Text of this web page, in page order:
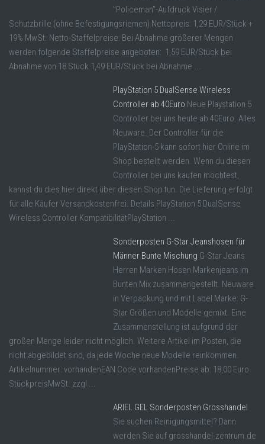
"Policeman"-Aufdruck Visier /
Schutzbrille (ohne Befestigungsriemen) Nettopreis: 1,29 EUR/Stück +
19% MwSt. Netto-Staffelpreise: Bei Abnahme größerer Mengen
werden folgende Staffelpreise angeboten: 1,59 EUR/Stück bei
Abnahme von 18 Stück 1,49 EUR/Stück bei Abnahme ...
PlayStation 5 DualSense Wireless
Controller ab 40Euro Neue Playstation 5
Controller bei uns heute ab 40Euro. Alles
Neuware. Der Controller für die
PlayStation-5 kann sofort hier Online im
Shop bestellt werden. Wenn du diesen
Controller bei uns kaufen möchtest,
kannst du dies hier direkt über diesen Shop tun. Die Lieferung erfolgt
für alle Käufer Versandkostenfrei. Details PlayStation 5 DualSense
Wireless Controller KompatibilitätPlayStation ...
Sonderposten G-Star Jeanshosen für
Männer Bunte Mischung G-Star Jeans
Herren Marken Hosen Markenjeans im
Bunten Mix zusammengestellt. Neuware
in Verpackung und mit Label Marke: G-
Star Größen und Modelle gemixt. Eine
Zusammenstellung ist aufgrund der
großen Menge leider nicht möglich. Weitere Artikel im Posten, die
nicht abgebildet sind, da jede Woche neue Modelle reinkommen.
Artikelnummer: vorhandenEAN Code vorhandenPreise ab: 18,00 Euro
StückpreisMwSt. zzgl ...
ARIEL GEL Sonderposten Grosshandel
Sie suchen Reinigungsmittel? Dann
werden Sie auf grosshandel-zentrum.de